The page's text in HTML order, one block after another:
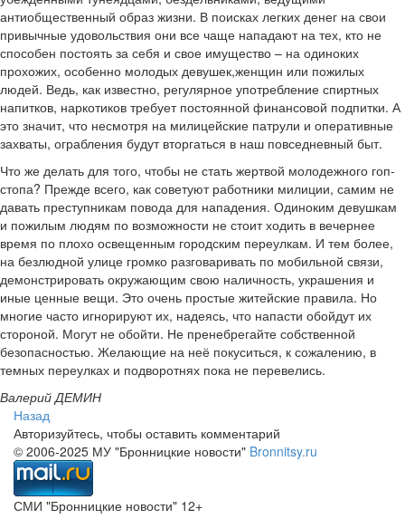
антиобщественный образ жизни. В поисках легких денег на свои
привычные удовольствия они все чаще нападают на тех, кто не
способен постоять за себя и свое имущество – на одиноких
прохожих, особенно молодых девушек,женщин или пожилых
людей. Ведь, как известно, регулярное употребление спиртных
напитков, наркотиков требует постоянной финансовой подпитки. А
это значит, что несмотря на милицейские патрули и оперативные
захваты, ограбления будут вторгаться в наш повседневный быт.
Что же делать для того, чтобы не стать жертвой молодежного гоп­
стопа? Прежде всего, как советуют работники милиции, самим не
давать преступникам повода для нападения. Одиноким девушкам
и пожилым людям по возможности не стоит ходить в вечернее
время по плохо освещенным городским переулкам. И тем более,
на безлюдной улице громко разговаривать по мобильной связи,
демонстрировать окружающим свою наличность, украшения и
иные ценные вещи. Это очень простые житейские правила. Но
многие часто игнорируют их, надеясь, что напасти обойдут их
стороной. Могут не обойти. Не пренебрегайте собственной
безопасностью. Желающие на неё покуситься, к сожалению, в
темных переулках и подворотнях пока не перевелись.
Валерий ДЕМИН
Назад
Авторизуйтесь, чтобы оставить комментарий
© 2006-2025 МУ "Бронницкие новости" Bronnitsy.ru
СМИ "Бронницкие новости" 12+